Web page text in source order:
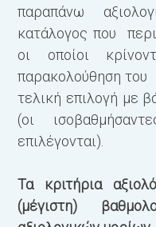
παραπάνω
κατάλογος που
οι οποίοι
παρακολούθηση του
τελική επιλογή με
(οι
επιλέγονται).
Τα κριτήρια
(μέγιστη)